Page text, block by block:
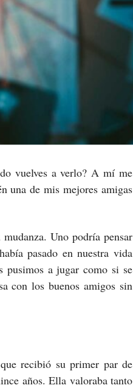
vuelves a verlo? A mí me
una de mis mejores amigas
Uno podría pensar
pasado en nuestra vida
pusimos a jugar como si se
con los buenos amigos sin
recibió su primer par de
años. Ella valoraba tanto